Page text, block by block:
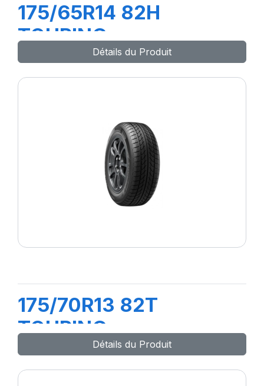
175/65R14 82H
TOURING
Détails du Produit
175/70R13 82T
TOURING
Détails du Produit